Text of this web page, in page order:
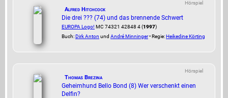
Hörspiel
Alfred Hitchcock
Die drei ??? (74) und das brennende Schwert
EUROPA Logo! MC 74321 42848 4 (1997)
Buch:Dirk Anton und André Minninger• Regie:Heikedine Körting
Hörspiel
Thomas Brezina
Geheimhund Bello Bond (8) Wer verschenkt einen
Delfin?